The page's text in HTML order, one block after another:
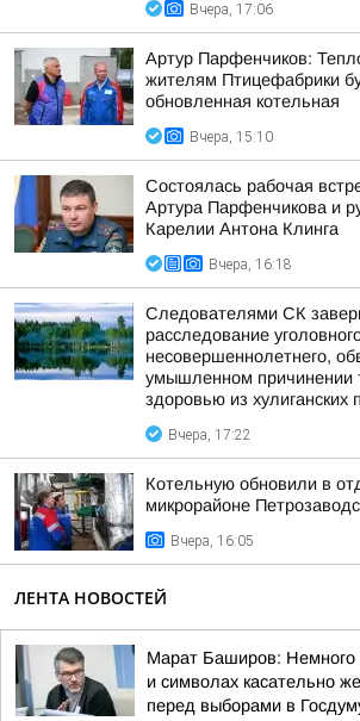
Вчера, 17:06
Артур Парфенчиков:
жителям Птицефабрики
обновленная котельная
Вчера, 15:10
Состоялась рабочая
Артура Парфенчикова и
Карелии Антона Клинга
Вчера, 16:18
Следователями СК
расследование
несовершеннолетнего,
умышленном причинении
здоровью из хулиганских
Вчера, 17:22
Котельную обновили в
микрорайоне
Вчера, 16:05
ЛЕНТА НОВОСТЕЙ
Марат Баширов:
и символах касательно
перед выборами в